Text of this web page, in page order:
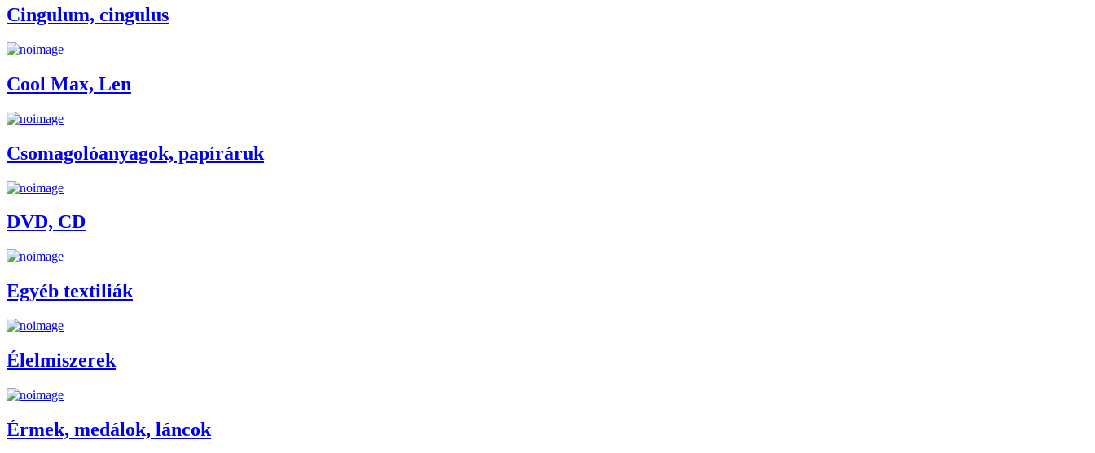
Cingulum, cingulus
Cool Max, Len
Csomagolóanyagok, papíráruk
DVD, CD
Egyéb textiliák
Élelmiszerek
Érmek, medálok, láncok